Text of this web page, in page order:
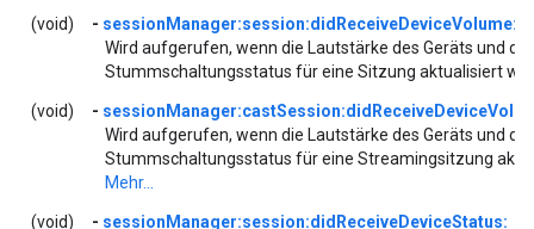
(void) -
Wird aufgerufen, wenn die Lautstärke des Geräts und der
Stummschaltungsstatus für eine Sitzung aktualisiert
(void) -
Wird aufgerufen, wenn die Lautstärke des Geräts und der
Stummschaltungsstatus für eine Streamingsitzung
Mehr...
(void) - sessionManager:session:didReceiveDeviceStatus: